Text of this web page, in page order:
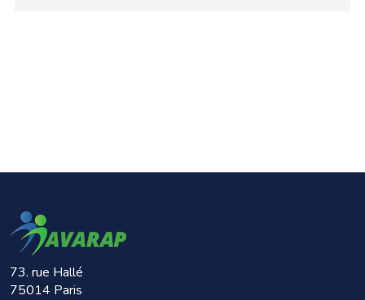
73. rue Hallé
75014 Paris